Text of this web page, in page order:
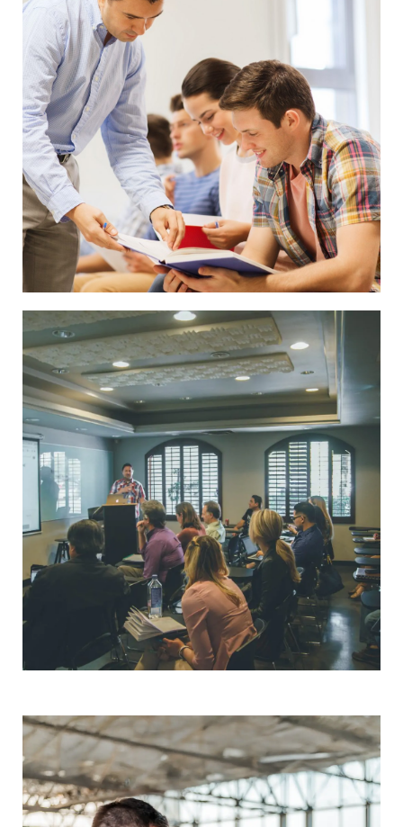
ESPECIALIDAD EN
HABILITACIÓN
DOCENTE PARA
LENGUAS
EXTRANJERAS
TEACHING ENGLISH AS
FOREIGN LANGUAGE